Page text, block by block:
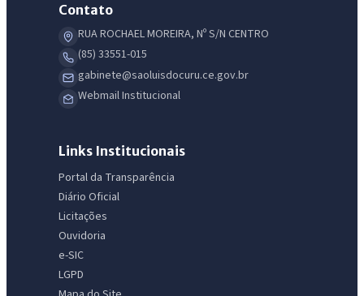
Contato
RUA ROCHAEL MOREIRA, Nº S/N CENTRO
(85) 33551-015
gabinete@saoluisdocuru.ce.gov.br
Webmail Institucional
Links Institucionais
Portal da Transparência
Diário Oficial
Licitações
Ouvidoria
e-SIC
LGPD